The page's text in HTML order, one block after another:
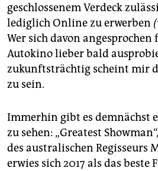
geschlossenem Verdeck
lediglich Online zu erwerben
Wer sich davon
Autokino lieber bald
zukunftsträchtig scheint mir
zu sein.
Immerhin gibt es demnächst
zu sehen: „Greatest
des australischen Regisseurs
erwies sich 2017 als das beste